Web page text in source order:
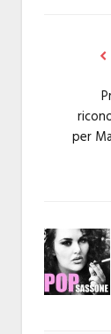
per